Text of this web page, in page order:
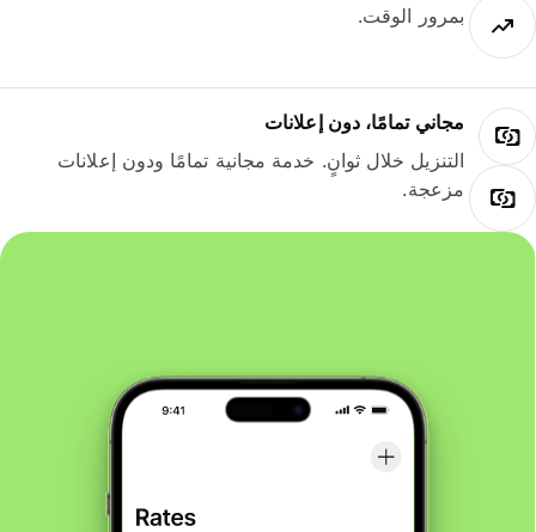
بمرور الوقت.
مجاني تمامًا، دون إعلانات
التنزيل خلال ثوانٍ. خدمة مجانية تمامًا ودون إعلانات
مزعجة.